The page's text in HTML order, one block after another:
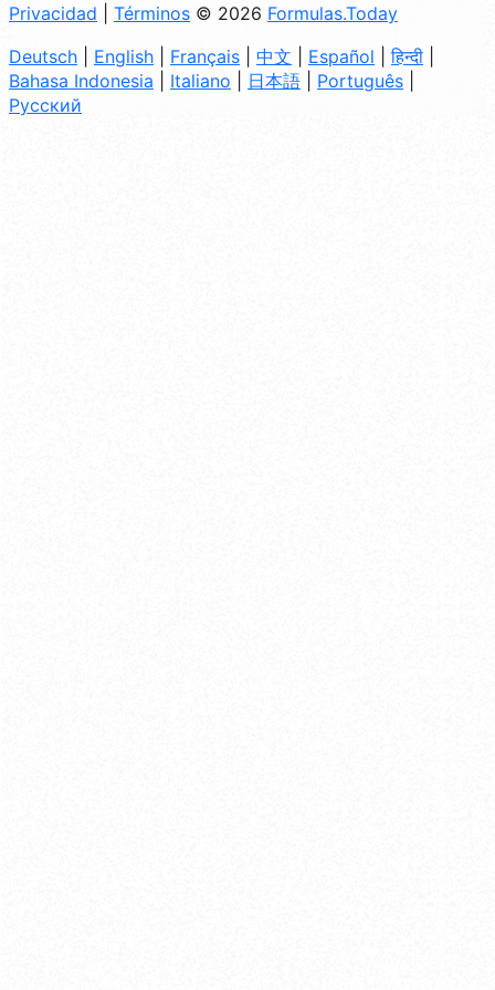
Privacidad Términos © 2026 Formulas.Today
Deutsch
English Français 中文 Español |हिन्दी
Bahasa Indonesia
Italiano 日本語 Português
Русский